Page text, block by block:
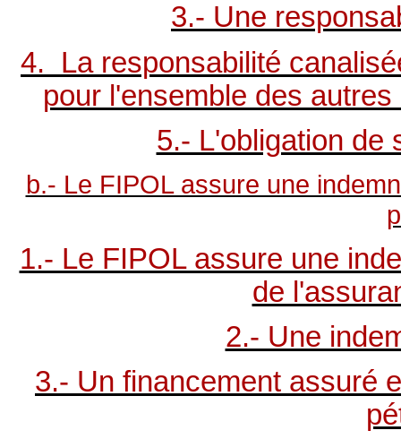
3.- Une
4. La responsabilité
pour l'ensemble des
5.- L'obligation de
b.- Le FIPOL assure une
1.- Le FIPOL assure une
de
2.- Une
3.- Un financement assuré